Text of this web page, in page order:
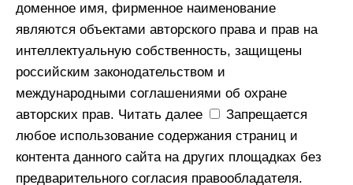
доменное имя, фирменное наименование
являются объектами авторского права и прав на
интеллектуальную собственность, защищены
российским законодательством и
международными соглашениями об охране
авторских прав. Читать далее
Запрещается
любое использование содержания страниц и
контента данного сайта на других площадках без
предварительного согласия правообладателя.